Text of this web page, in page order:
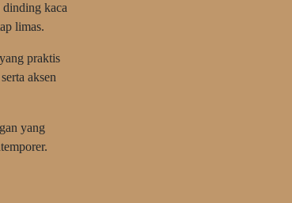
dinding kaca
limas.
praktis
aksen
yang